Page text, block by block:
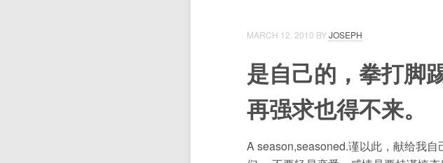
MARCH 12, 2010 JOSEPH
是自己的，拳打脚
再强求也得不来。
A season,seasoned.谨以此，献给我